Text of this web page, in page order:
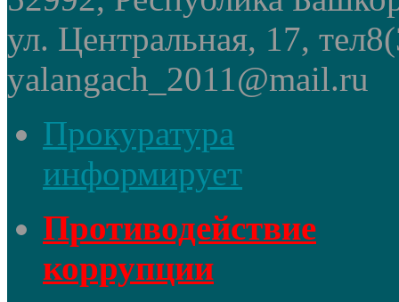
ул. Центральная, 17,
yalangach_2011@mail.ru
Прокуратура
информирует
Противодействие
коррупции